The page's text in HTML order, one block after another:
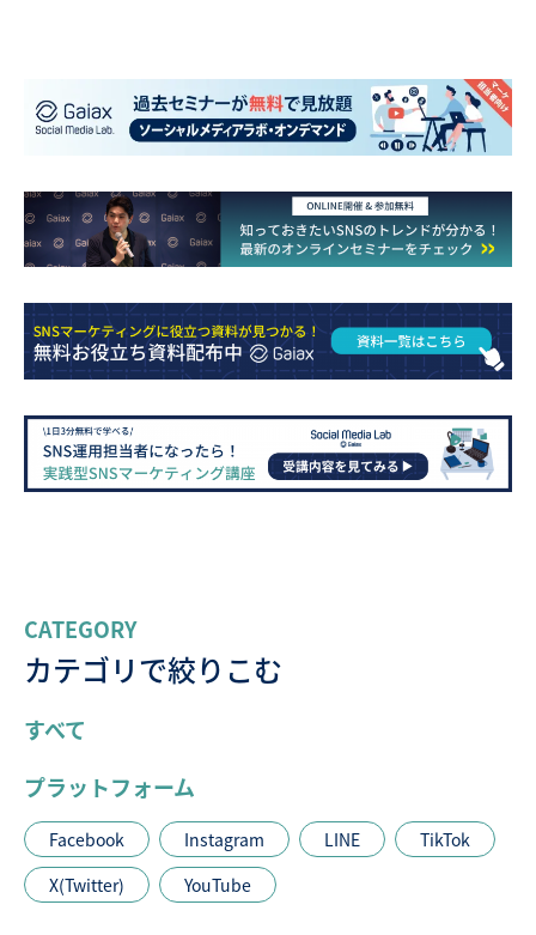
CATEGORY
カテゴリで絞りこむ
すべて
プラットフォーム
Facebook Instagram LINE
TikTok
X(Twitter)
YouTube